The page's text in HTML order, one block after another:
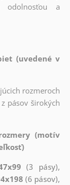
odolnosťou a
(uvedené v
rozmeroch
pásov širokých
(motív
(3 pásy),
(6 pásov),